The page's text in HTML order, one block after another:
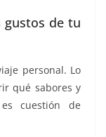
gustos de tu
personal. Lo
qué sabores y
cuestión de